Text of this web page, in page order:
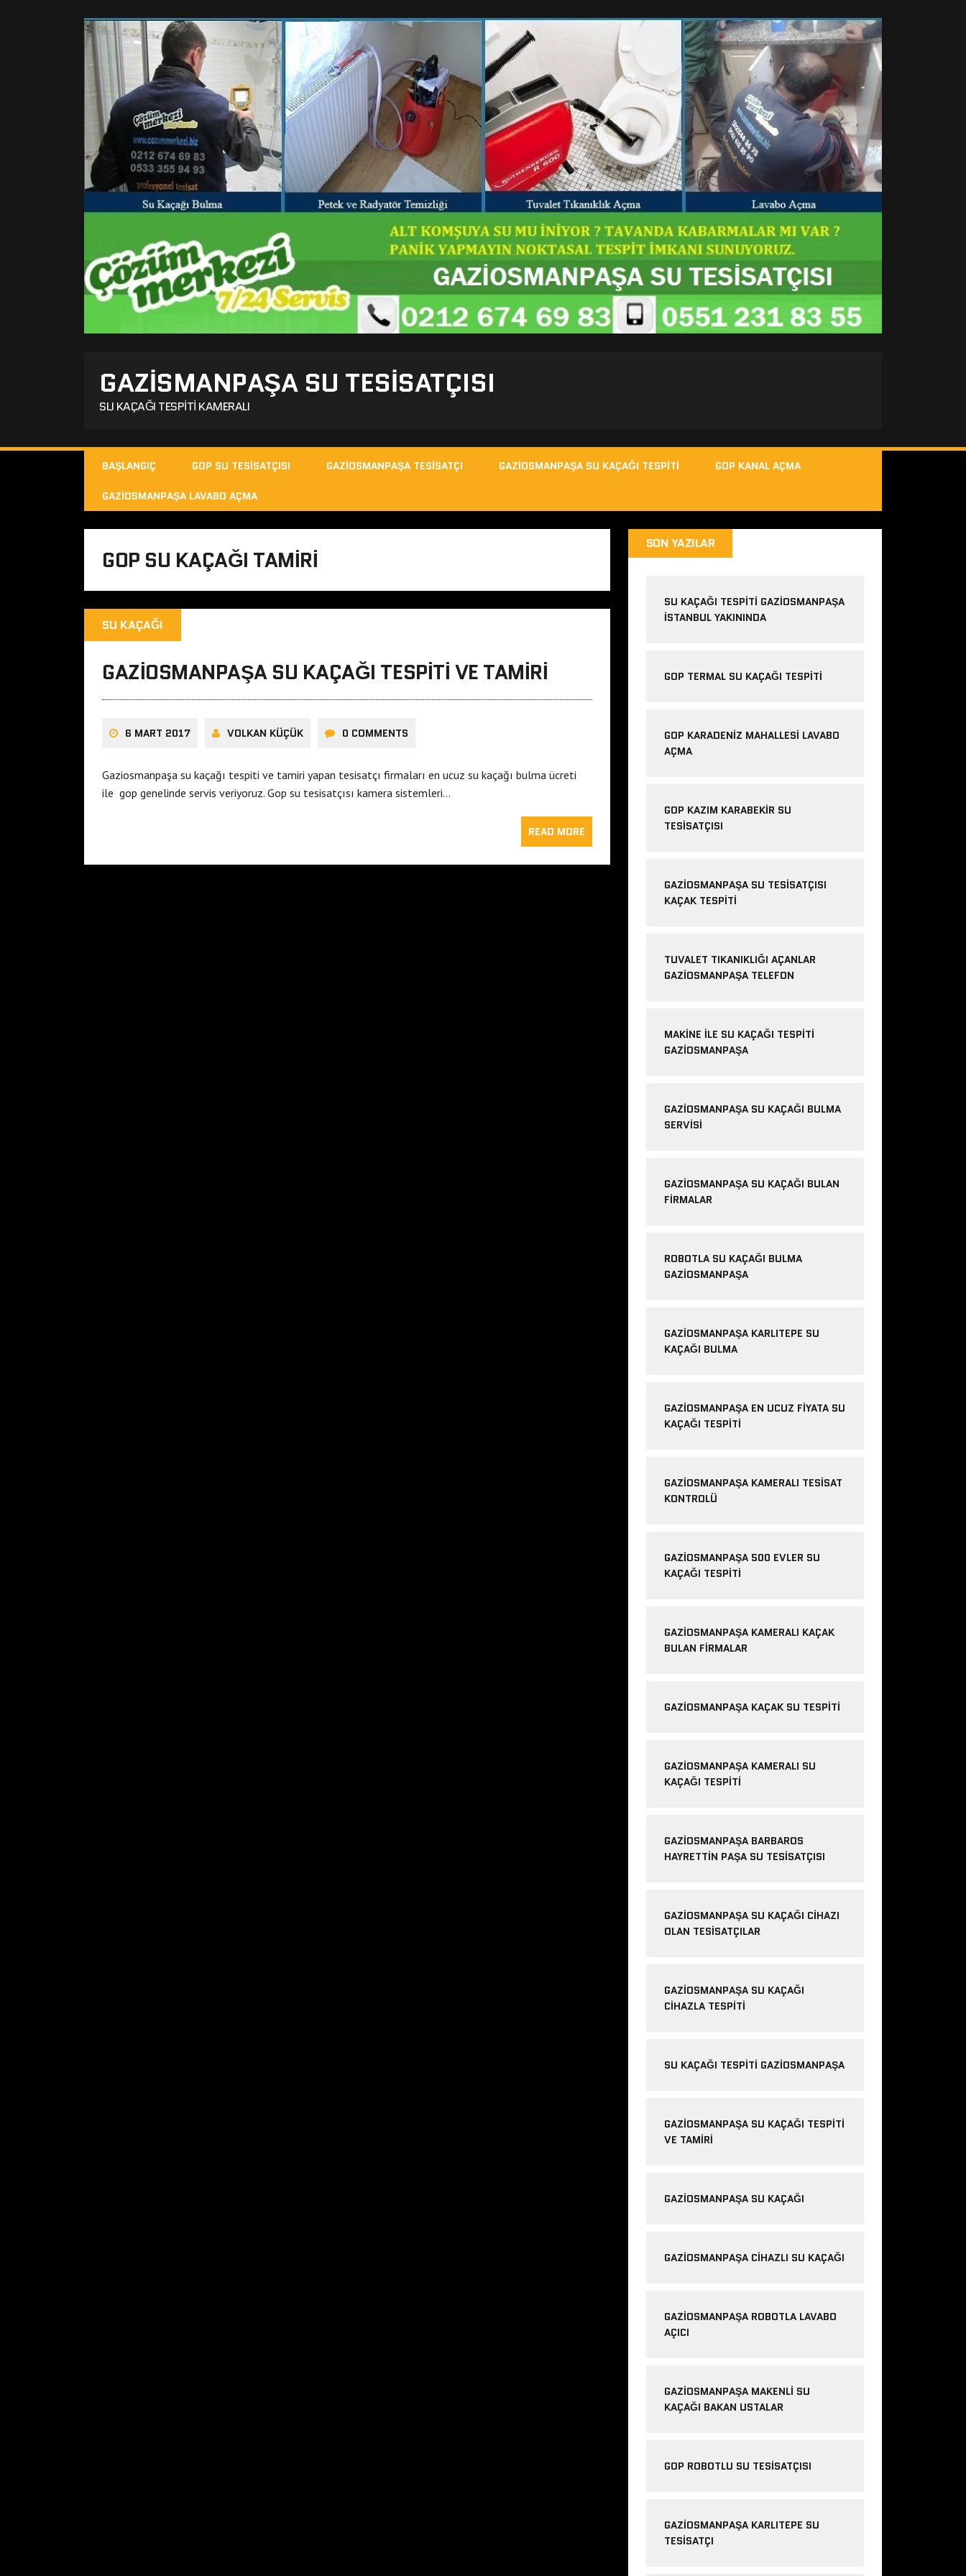
GAZISMANPAŞA SU TESISATÇISI
SU KAÇAĞI TESPITI KAMERALI
BAŞLANGIÇ GOP SU TESISATÇISI GAZIOSMANPAŞA TESISATÇI GAZIOSMANPAŞA SU KAÇAĞI TESPITI GOP KANAL AÇMA
GAZIOSMANPAŞA LAVABO AÇMA
GOP SU KAÇAĞI TAMIRI
SU KAÇAĞI
GAZIOSMANPAŞA SU KAÇAĞI TESPITI VE TAMIRI
6 MART 2017 VOLKAN KÜÇÜK 0 COMMENTS
Gaziosmanpaşa su kaçağı tespiti ve tamiri yapan tesisatçı firmaları en ucuz su kaçağı bulma ücreti
ile gop genelinde servis veriyoruz. Gop su tesisatçısı kamera sistemleri…
READ MORE
SON YAZILAR
SU KAÇAĞI TESPITI GAZIOSMANPAŞA
ISTANBUL YAKININDA
GOP TERMAL SU KAÇAĞI TESPITI
GOP KARADENIZ MAHALLESI LAVABO
AÇMA
GOP KAZIM KARABEKIR SU
TESISATÇISI
GAZIOSMANPAŞA SU TESISATÇISI
KAÇAK TESPITI
TUVALET TIKANIKLIĞI AÇANLAR
GAZIOSMANPAŞA TELEFON
MAKINE ILE SU KAÇAĞI TESPITI
GAZIOSMANPAŞA
GAZIOSMANPAŞA SU KAÇAĞI BULMA
SERVISI
GAZIOSMANPAŞA SU KAÇAĞI BULAN
FIRMALAR
ROBOTLA SU KAÇAĞI BULMA
GAZIOSMANPAŞA
GAZIOSMANPAŞA KARLITEPE SU
KAÇAĞI BULMA
GAZIOSMANPAŞA EN UCUZ FIYATA SU
KAÇAĞI TESPITI
GAZIOSMANPAŞA KAMERALI TESISAT
KONTROLÜ
GAZIOSMANPAŞA 500 EVLER SU
KAÇAĞI TESPITI
GAZIOSMANPAŞA KAMERALI KAÇAK
BULAN FIRMALAR
GAZIOSMANPAŞA KAÇAK SU TESPITI
GAZIOSMANPAŞA KAMERALI SU
KAÇAĞI TESPITI
GAZIOSMANPAŞA BARBAROS
HAYRETTIN PAŞA SU TESISATÇISI
GAZIOSMANPAŞA SU KAÇAĞI CIHAZI
OLAN TESISATÇILAR
GAZIOSMANPAŞA SU KAÇAĞI
CIHAZLA TESPITI
SU KAÇAĞI TESPITI GAZIOSMANPAŞA
GAZIOSMANPAŞA SU KAÇAĞI TESPITI
VE TAMIRI
GAZIOSMANPAŞA SU KAÇAĞI
GAZIOSMANPAŞA CIHAZLI SU KAÇAĞI
GAZIOSMANPAŞA ROBOTLA LAVABO
AÇICI
GAZIOSMANPAŞA MAKENLI SU
KAÇAĞI BAKAN USTALAR
GOP ROBOTLU SU TESISATÇISI
GAZIOSMANPAŞA KARLITEPE SU
TESISATÇI